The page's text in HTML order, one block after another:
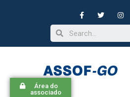
Área do
associado